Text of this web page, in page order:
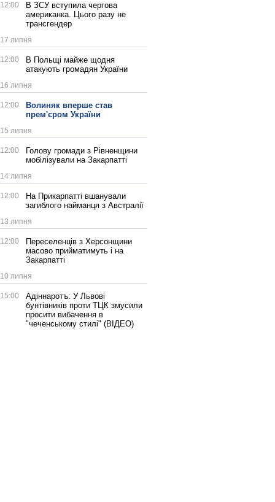
12:00
В ЗСУ вступила чергова
американка. Цього разу не
трансгендер
17 липня
12:00
В Польщі майже щодня
атакують громадян України
16 липня
12:00
Волиняк вперше став
прем'єром України
15 липня
12:00
Голову громади з Рівненщини
мобілізували на Закарпатті
14 липня
12:00
На Прикарпатті вшанували
загиблого найманця з Австралії
13 липня
12:00
Переселенців з Херсонщини
масово прийматимуть і на
Закарпатті
10 липня
15:00
Адіннаротъ: У Львові
бунтівників проти ТЦК змусили
просити вибачення в
"чеченському стилі" (ВІДЕО)